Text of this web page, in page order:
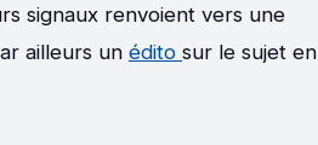
signaux renvoient vers une
ailleurs un édito sur le sujet en